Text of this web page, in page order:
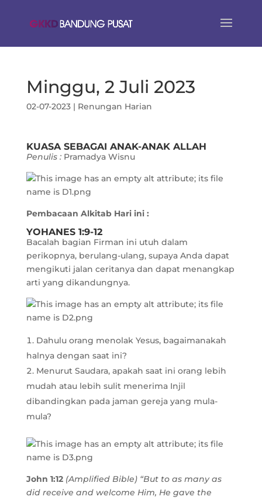
Minggu, 2 Juli 2023
02-07-2023| Renungan Harian
KUASA SEBAGAI ANAK-ANAK ALLAH
Penulis : Pramadya Wisnu
Pembacaan Alkitab Hari ini :
YOHANES 1:9-12
Bacalah bagian Firman ini utuh dalam
perikopnya, berulang-ulang, supaya Anda dapat
mengikuti jalan ceritanya dan dapat menangkap
arti yang dikandungnya.
Dahulu orang menolak Yesus, bagaimanakah
halnya dengan saat ini?
Menurut Saudara, apakah saat ini orang lebih
mudah atau lebih sulit menerima Injil
dibandingkan pada jaman gereja yang mula-
mula?
John 1:12(Amplified Bible) “But to as many as
did receive and welcome Him, He gave the